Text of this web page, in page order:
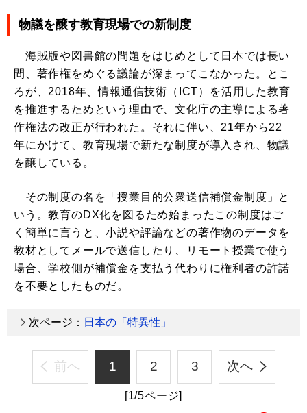
物議を醸す教育現場での新制度
海賊版や図書館の問題をはじめとして日本では長い
間、著作権をめぐる議論が深まってこなかった。とこ
ろが、2018年、情報通信技術（ICT）を活用した教育
を推進するためという理由で、文化庁の主導による著
作権法の改正が行われた。それに伴い、21年から22
年にかけて、教育現場で新たな制度が導入され、物議
を醸している。
その制度の名を「授業目的公衆送信補償金制度」と
いう。教育のDX化を図るため始まったこの制度はご
く簡単に言うと、小説や評論などの著作物のデータを
教材としてメールで送信したり、リモート授業で使う
場合、学校側が補償金を支払う代わりに権利者の許諾
を不要としたものだ。
次ページ： 日本の「特異性」
前へ 1 2 3 次へ
[1/5ページ]